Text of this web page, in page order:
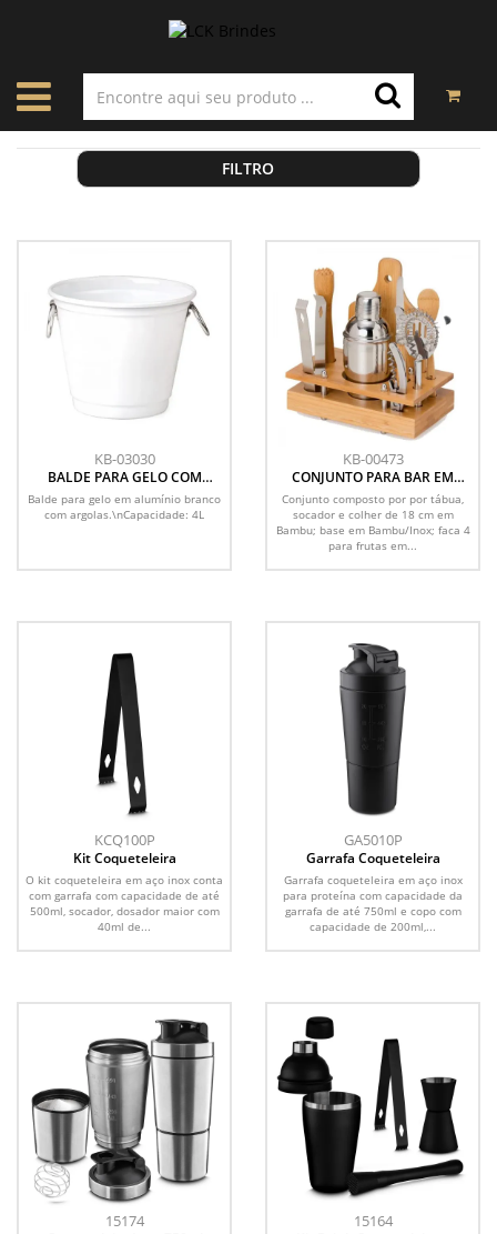
FILTRO
KB-03030
BALDE PARA GELO COM
ARGOLAS - BRANCO - 4L
Balde para gelo em alumínio branco
com argolas.\nCapacidade: 4L
KB-00473
CONJUNTO PARA BAR EM
BAMBU / MADEIRA / INOX - 8
PÇS
Conjunto composto por por tábua,
socador e colher de 18 cm em
Bambu; base em Bambu/Inox; faca 4
para frutas em...
KCQ100P
Kit Coqueteleira
O kit coqueteleira em aço inox conta
com garrafa com capacidade de até
500ml, socador, dosador maior com
40ml de...
GA5010P
Garrafa Coqueteleira
Garrafa coqueteleira em aço inox
para proteína com capacidade da
garrafa de até 750ml e copo com
capacidade de 200ml,...
15174 15164